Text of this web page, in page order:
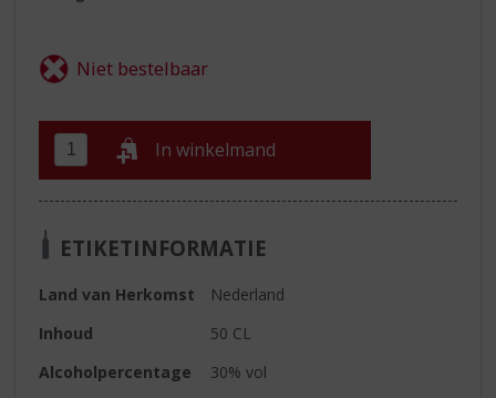
In winkelmand
ETIKETINFORMATIE
Land van Herkomst
Nederland
Inhoud
50 CL
Alcoholpercentage
30% vol